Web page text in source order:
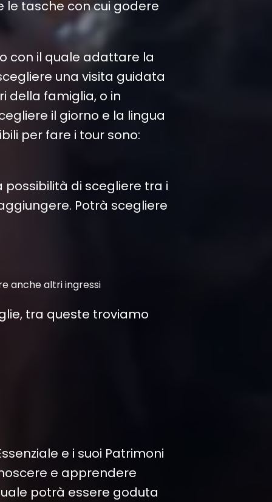
tasche con cui godere
con il quale adattare la
una visita guidata
della famiglia, o in
il giorno e la lingua
per fare i tour sono:
di scegliere tra i
Potrà scegliere
anche altri ingressi
tra queste troviamo
e i suoi Patrimoni
e apprendere
potrà essere goduta